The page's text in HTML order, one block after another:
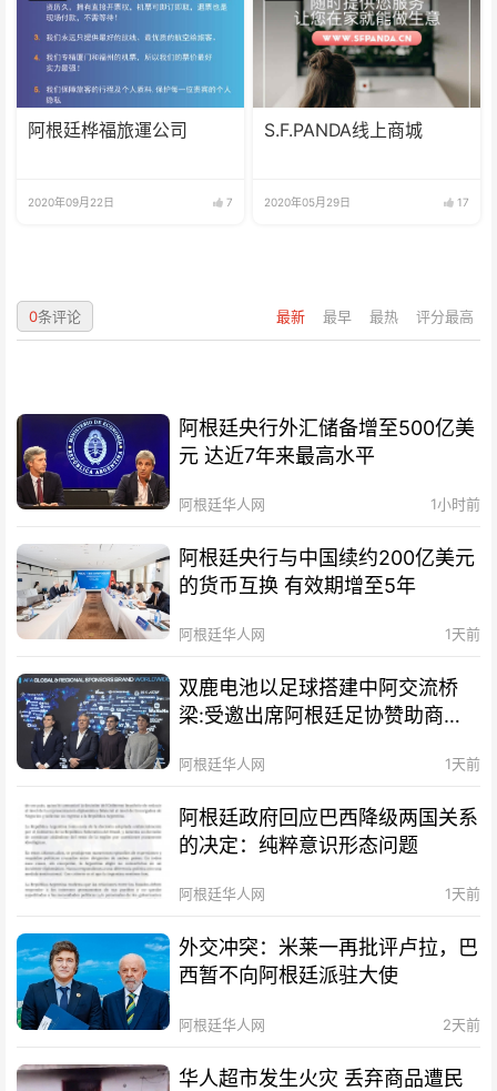
阿根廷桦福旅運公司
2020年09月22日 7
S.F.PANDA线上商城
2020年05月29日 17
最新 最早 最热 评分最高
0条评论
阿根廷央行外汇储备增至500亿美
元 达近7年来最高水平
阿根廷华人网 1小时前
阿根廷央行与中国续约200亿美元
的货币互换 有效期增至5年
阿根廷华人网 1天前
双鹿电池以足球搭建中阿交流桥
梁:受邀出席阿根廷足协赞助商招
阿根廷华人网 1天前
阿根廷政府回应巴西降级两国关系
的决定：纯粹意识形态问题
阿根廷华人网 1天前
外交冲突：米莱一再批评卢拉，巴
西暂不向阿根廷派驻大使
阿根廷华人网 2天前
华人超市发生火灾 丢弃商品遭民